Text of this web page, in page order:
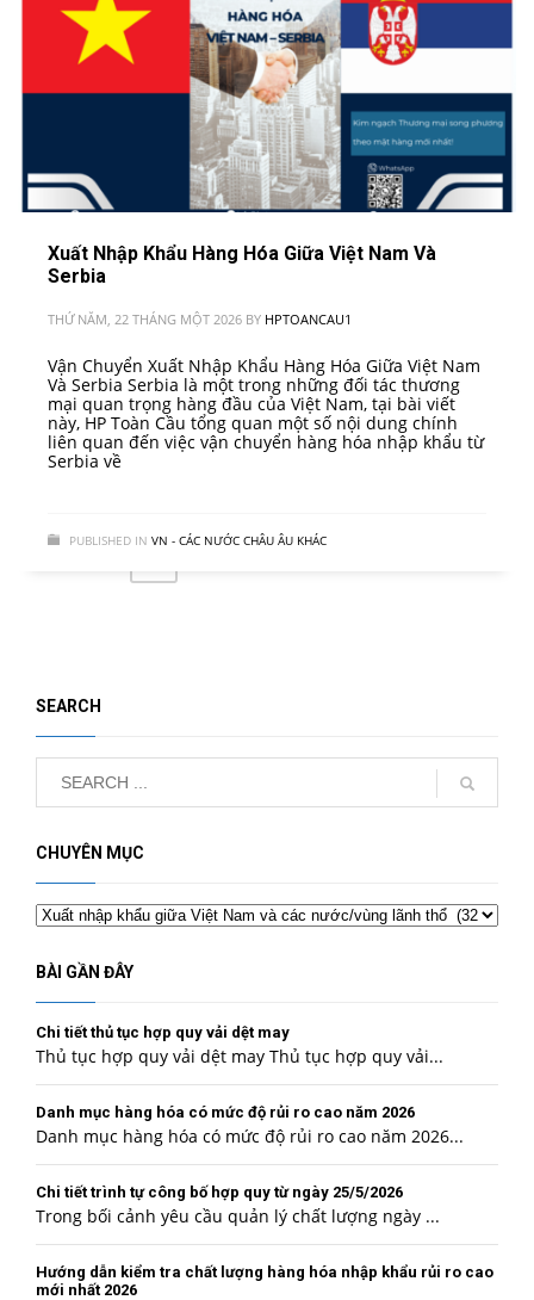
Xuất Nhập Khẩu Hàng Hóa Giữa Việt Nam Và
Serbia
THỨ NĂM, 22 THÁNG MỘT 2026 BY HPTOANCAU1
Vận Chuyển Xuất Nhập Khẩu Hàng Hóa Giữa Việt Nam
Và Serbia Serbia là một trong những đối tác thương
mại quan trọng hàng đầu của Việt Nam, tại bài viết
này, HP Toàn Cầu tổng quan một số nội dung chính
liên quan đến việc vận chuyển hàng hóa nhập khẩu từ
Serbia về
PUBLISHED IN VN - CÁC NƯỚC CHÂU ÂU KHÁC
1 2 3
SEARCH
CHUYÊN MỤC
Chuyên
mục
BÀI GẦN ĐÂY
Chi tiết thủ tục hợp quy vải dệt may
Thủ tục hợp quy vải dệt may Thủ tục hợp quy vải...
Danh mục hàng hóa có mức độ rủi ro cao năm 2026
Danh mục hàng hóa có mức độ rủi ro cao năm 2026...
Chi tiết trình tự công bố hợp quy từ ngày 25/5/2026
Trong bối cảnh yêu cầu quản lý chất lượng ngày ...
Hướng dẫn kiểm tra chất lượng hàng hóa nhập khẩu rủi ro cao
mới nhất 2026